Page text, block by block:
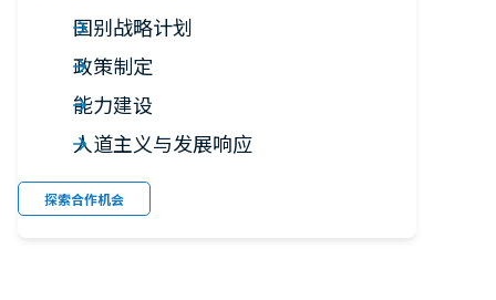
国别战略计划
政策制定
能力建设
人道主义与发展响应
探索合作机会